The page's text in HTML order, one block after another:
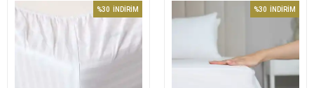
%30 İNDİRİM %30 İNDİRİM